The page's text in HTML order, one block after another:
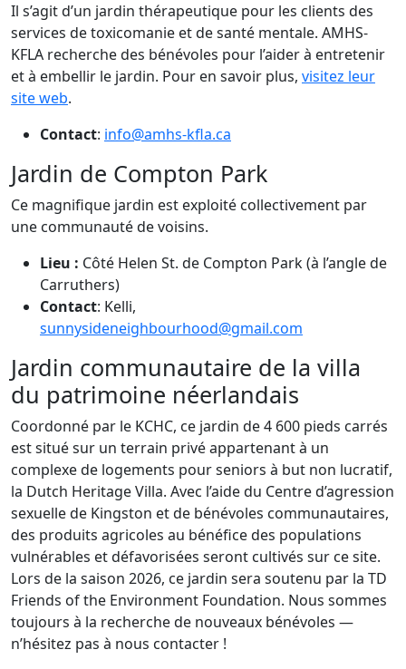
Il s’agit d’un jardin thérapeutique pour les clients des
services de toxicomanie et de santé mentale. AMHS-
KFLA recherche des bénévoles pour l’aider à entretenir
et à embellir le jardin. Pour en savoir plus, visitez leur
site web.
Contact: info@amhs-kfla.ca
Jardin de Compton Park
Ce magnifique jardin est exploité collectivement par
une communauté de voisins.
Lieu : Côté Helen St. de Compton Park (à l’angle de
Carruthers)
Contact: Kelli,
sunnysideneighbourhood@gmail.com
Jardin communautaire de la villa
du patrimoine néerlandais
Coordonné par le KCHC, ce jardin de 4 600 pieds carrés
est situé sur un terrain privé appartenant à un
complexe de logements pour seniors à but non lucratif,
la Dutch Heritage Villa. Avec l’aide du Centre d’agression
sexuelle de Kingston et de bénévoles communautaires,
des produits agricoles au bénéfice des populations
vulnérables et défavorisées seront cultivés sur ce site.
Lors de la saison 2026, ce jardin sera soutenu par la TD
Friends of the Environment Foundation. Nous sommes
toujours à la recherche de nouveaux bénévoles —
n’hésitez pas à nous contacter !